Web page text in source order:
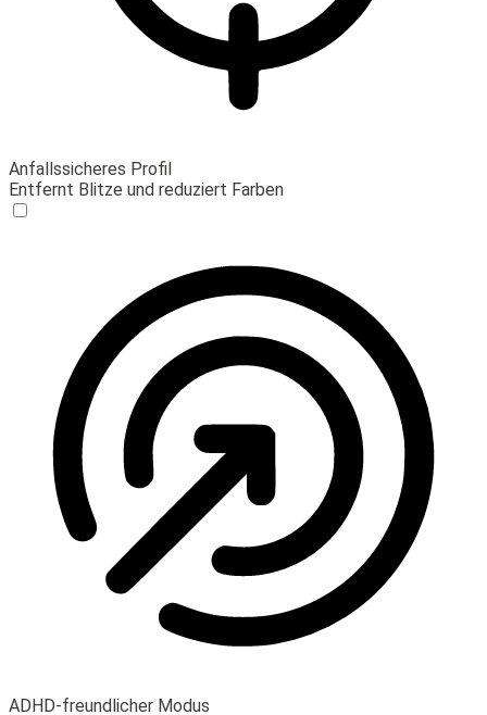
Anfallssicheres Profil
Entfernt Blitze und reduziert Farben
ADHD-freundlicher Modus